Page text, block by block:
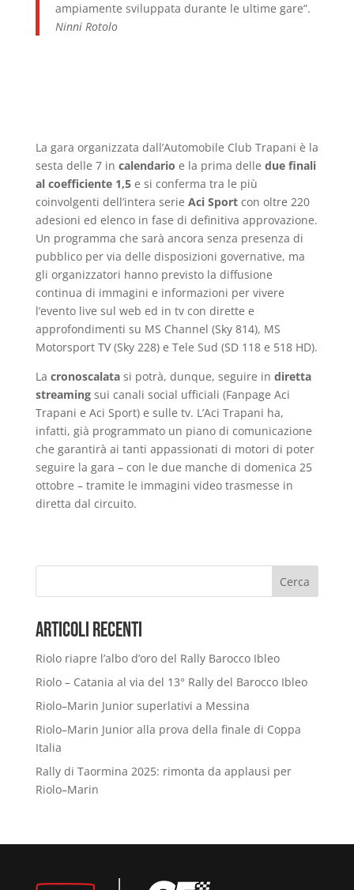
ampiamente sviluppata durante le ultime gare”.
Ninni Rotolo
La gara organizzata dall’Automobile Club Trapani è la
sesta delle 7 in calendario e la prima delle due finali
al coefficiente 1,5e si conferma tra le più
coinvolgenti dell’intera serie Aci Sportcon oltre 220
adesioni ed elenco in fase di definitiva approvazione.
Un programma che sarà ancora senza presenza di
pubblico per via delle disposizioni governative, ma
gli organizzatori hanno previsto la diffusione
continua di immagini e informazioni per vivere
l’evento live sul web ed in tv con dirette e
approfondimenti su MS Channel (Sky 814), MS
Motorsport TV (Sky 228) e Tele Sud (SD 118 e 518 HD).
La cronoscalata si potrà, dunque, seguire in diretta
streaming sui canali social ufficiali (Fanpage Aci
Trapani e Aci Sport) e sulle tv. L’Aci Trapani ha,
infatti, già programmato un piano di comunicazione
che garantirà ai tanti appassionati di motori di poter
seguire la gara – con le due manche di domenica 25
ottobre – tramite le immagini video trasmesse in
diretta dal circuito.
Cerca
Articoli Recenti
Riolo riapre l’albo d’oro del Rally Barocco Ibleo
Riolo – Catania al via del 13° Rally del Barocco Ibleo
Riolo–Marin Junior superlativi a Messina
Riolo–Marin Junior alla prova della finale di Coppa
Italia
Rally di Taormina 2025: rimonta da applausi per
Riolo–Marin